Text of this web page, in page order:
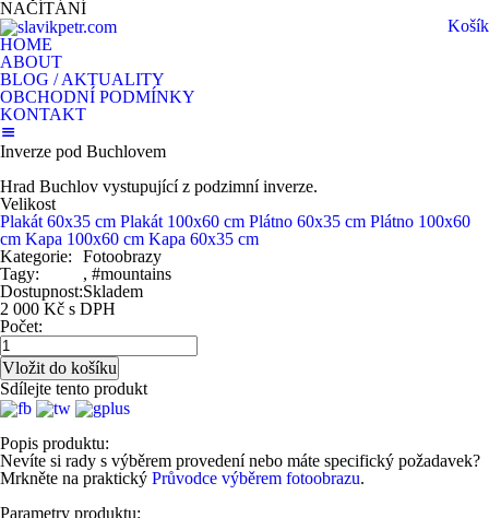
NAČÍTÁNÍ
Košík
HOME
ABOUT
BLOG / AKTUALITY
OBCHODNÍ PODMÍNKY
KONTAKT
Inverze pod Buchlovem
Hrad Buchlov vystupující z podzimní inverze.
Velikost
Plakát 60x35 cm Plakát 100x60 cm Plátno 60x35 cm Plátno 100x60
cm Kapa 100x60 cm Kapa 60x35 cm
Kategorie:
Fotoobrazy
Tagy:
, #mountains
Dostupnost:Skladem
2 000 Kč s DPH
Počet:
Sdílejte tento produkt
Popis produktu:
Nevíte si rady s výběrem provedení nebo máte specifický požadavek?
Mrkněte na praktický Průvodce výběrem fotoobrazu.
Parametry produktu: